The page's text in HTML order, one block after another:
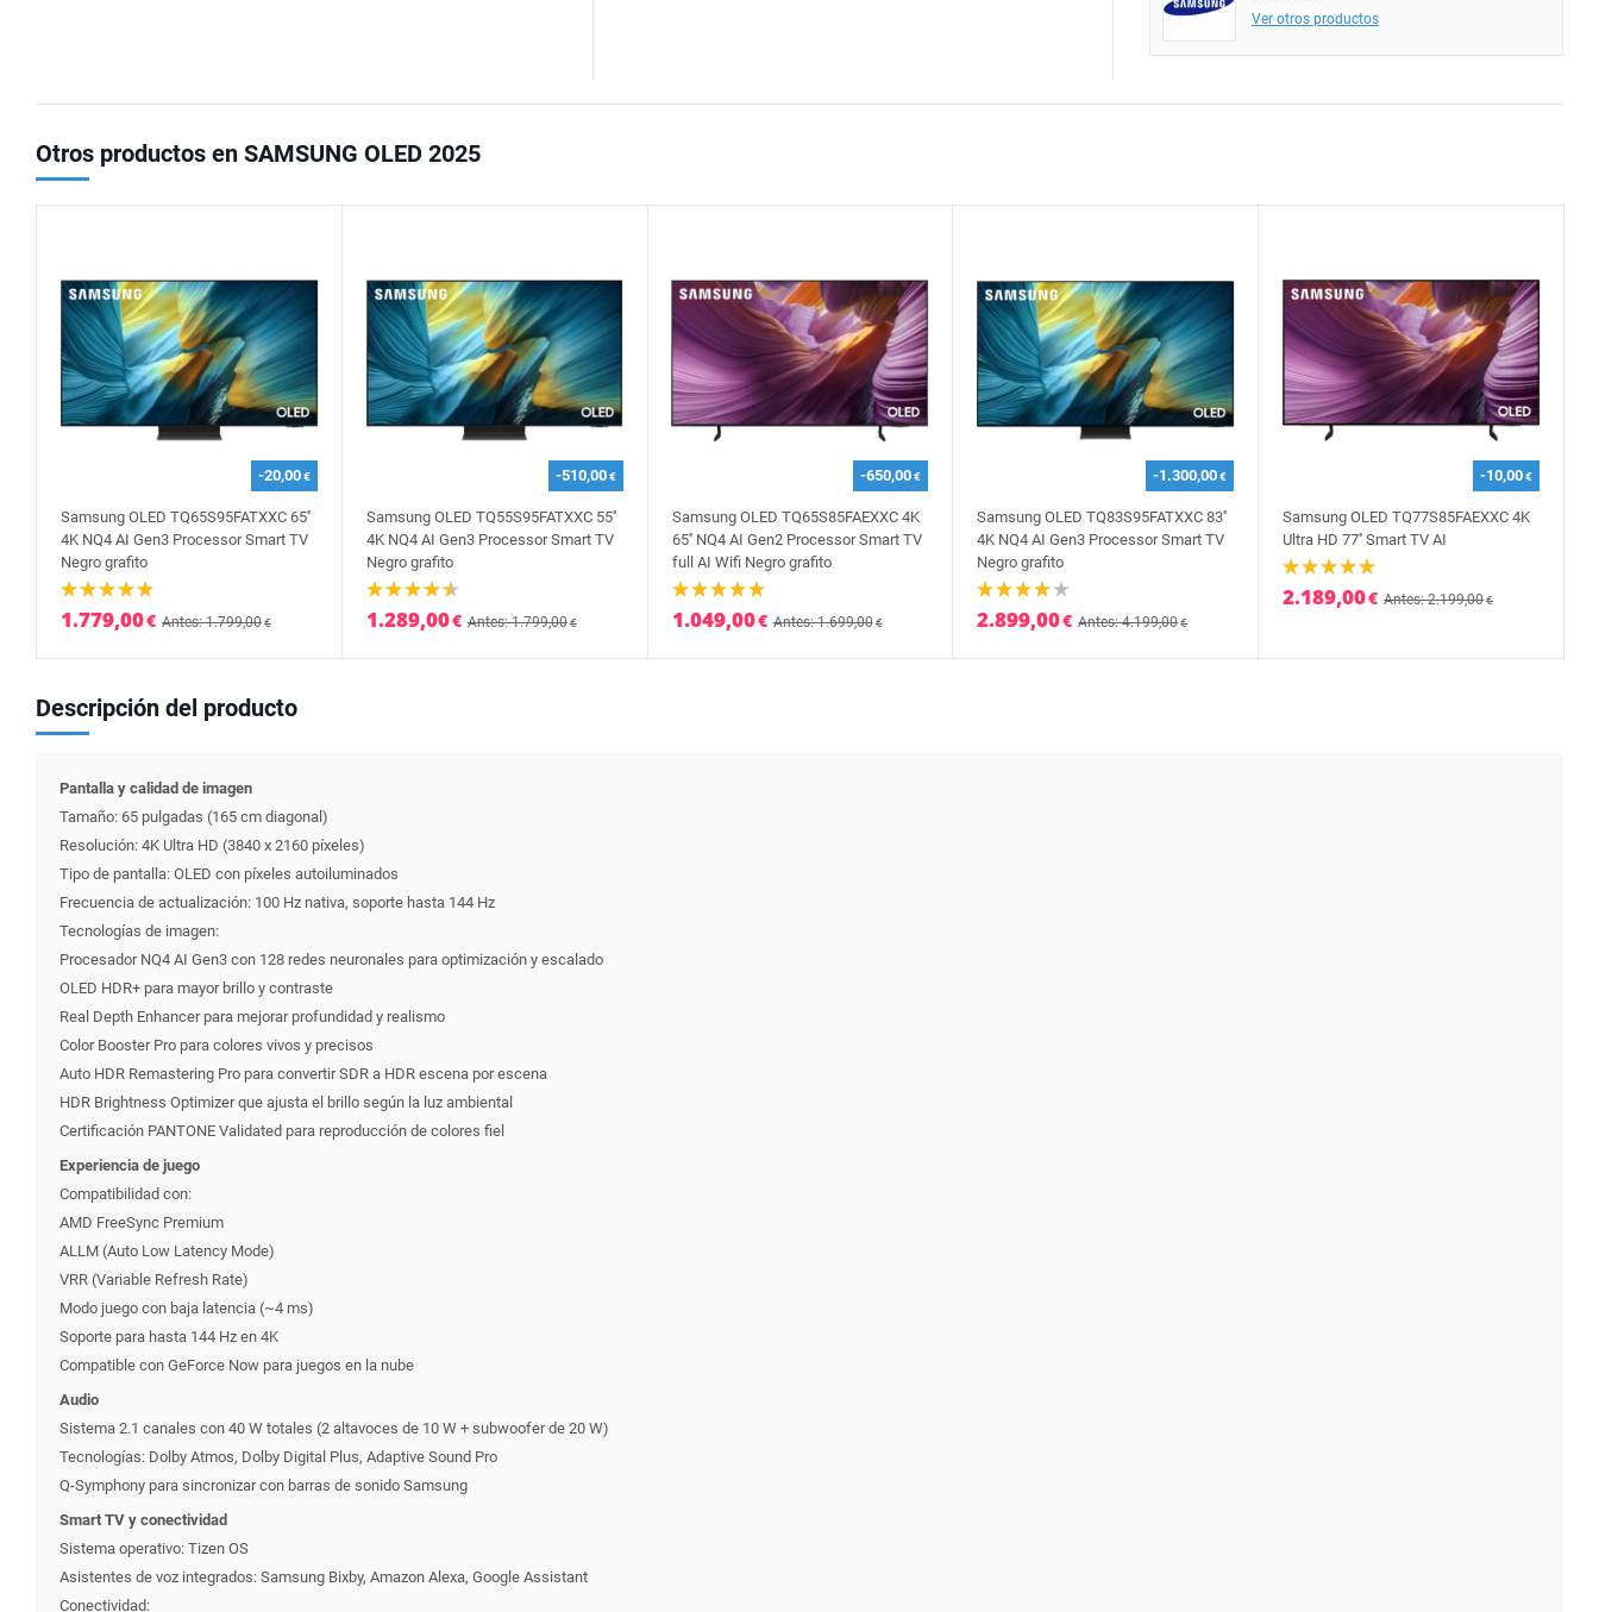
Ver otros productos
Otros productos en SAMSUNG OLED 2025
-20,00€
Samsung OLED TQ65S95FATXXC 65''
4K NQ4 AI Gen3 Processor Smart TV
Negro grafito
1.779,00€ Antes: 1.799,00€
-510,00€
Samsung OLED TQ55S95FATXXC 55''
4K NQ4 AI Gen3 Processor Smart TV
Negro grafito
1.289,00€ Antes: 1.799,00€
-650,00€
Samsung OLED TQ65S85FAEXXC 4K
65'' NQ4 AI Gen2 Processor Smart TV
full AI Wifi Negro grafito
1.049,00€ Antes: 1.699,00€
-1.300,00€
Samsung OLED TQ83S95FATXXC 83''
4K NQ4 AI Gen3 Processor Smart TV
Negro grafito
2.899,00€ Antes: 4.199,00€
-10,00€
Samsung OLED TQ77S85FAEXXC 4K
Ultra HD 77'' Smart TV AI
2.189,00€ Antes: 2.199,00€
Descripción del producto
Pantalla y calidad de imagen
Tamaño: 65 pulgadas (165 cm diagonal)
Resolución: 4K Ultra HD (3840 x 2160 píxeles)
Tipo de pantalla: OLED con píxeles autoiluminados
Frecuencia de actualización: 100 Hz nativa, soporte hasta 144 Hz
Tecnologías de imagen:
Procesador NQ4 AI Gen3 con 128 redes neuronales para optimización y escalado
OLED HDR+ para mayor brillo y contraste
Real Depth Enhancer para mejorar profundidad y realismo
Color Booster Pro para colores vivos y precisos
Auto HDR Remastering Pro para convertir SDR a HDR escena por escena
HDR Brightness Optimizer que ajusta el brillo según la luz ambiental
Certificación PANTONE Validated para reproducción de colores fiel
Experiencia de juego
Compatibilidad con:
AMD FreeSync Premium
ALLM (Auto Low Latency Mode)
VRR (Variable Refresh Rate)
Modo juego con baja latencia (~4 ms)
Soporte para hasta 144 Hz en 4K
Compatible con GeForce Now para juegos en la nube
Audio
Sistema 2.1 canales con 40 W totales (2 altavoces de 10 W + subwoofer de 20 W)
Tecnologías: Dolby Atmos, Dolby Digital Plus, Adaptive Sound Pro
Q-Symphony para sincronizar con barras de sonido Samsung
Smart TV y conectividad
Sistema operativo: Tizen OS
Asistentes de voz integrados: Samsung Bixby, Amazon Alexa, Google Assistant
Conectividad: